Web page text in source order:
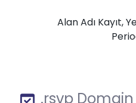
Alan Adı Kayıt,
.rsvp Domain